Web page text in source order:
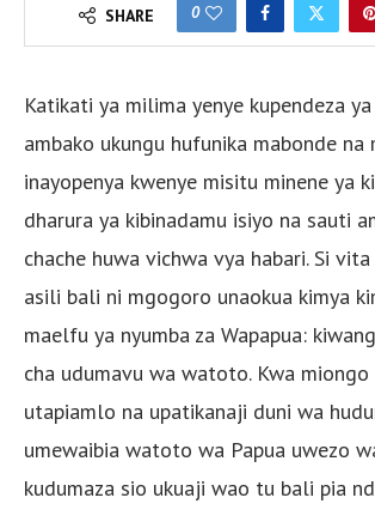
SHARE 0
Katikati ya milima yenye kupendeza ya
ambako ukungu hufunika mabonde na
inayopenya kwenye misitu minene ya
dharura ya kibinadamu isiyo na sauti
chache huwa vichwa vya habari. Si
asili bali ni mgogoro unaokua kimya
maelfu ya nyumba za Wapapua:
cha udumavu wa watoto. Kwa miongo
utapiamlo na upatikanaji duni wa
umewaibia watoto wa Papua uwezo
kudumaza sio ukuaji wao tu bali pia